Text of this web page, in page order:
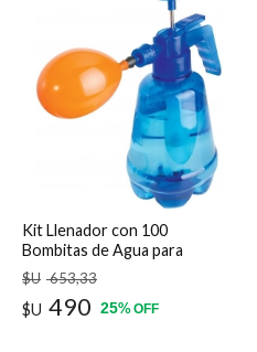
Kit Llenador con 100
Bombitas de Agua para
Carnaval Moltok
$U 653,33
$U 490 25%OFF